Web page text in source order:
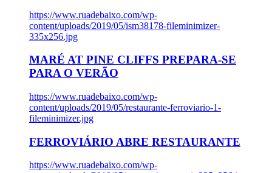
https://www.ruadebaixo.com/wp-
content/uploads/2019/05/ism38178-fileminimizer-
335x256.jpg
MARÉ AT PINE CLIFFS PREPARA-SE
PARA O VERÃO
https://www.ruadebaixo.com/wp-
content/uploads/2019/05/restaurante-ferroviario-1-
fileminimizer.jpg
FERROVIÁRIO ABRE RESTAURANTE
https://www.ruadebaixo.com/wp-